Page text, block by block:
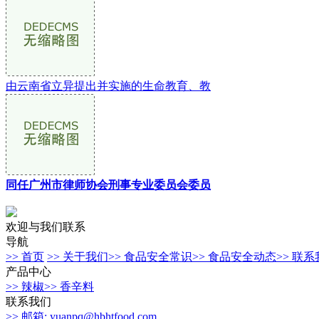
由云南省立异提出并实施的生命教育、教
同任广州市律师协会刑事专业委员会委员
欢迎与我们联系
导航
>> 首页 >> 关于我们>> 食品安全常识>> 食品安全动态>> 联系
产品中心
>> 辣椒>> 香辛料
联系我们
>> 邮箱: yuanpq@hbhtfood.com